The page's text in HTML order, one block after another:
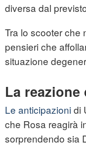
diversa dal
Tra lo scooter che
pensieri che
situazione
La
Le anticipazionidi
che Rosa reagirà
sorprendendo sia